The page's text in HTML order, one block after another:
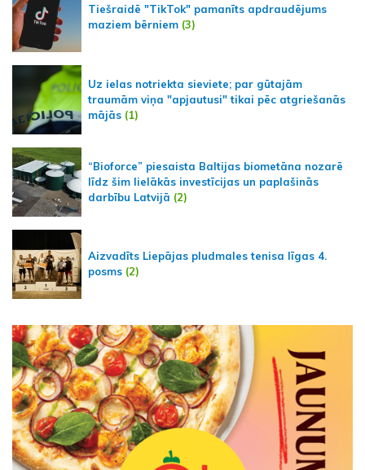
Tiešraidē "TikTok" pamanīts apdraudējums
maziem bērniem (3)
Uz ielas notriekta sieviete; par gūtajām
traumām viņa "apjautusi" tikai pēc atgriešanās
mājās (1)
“Bioforce” piesaista Baltijas biometāna nozarē
līdz šim lielākās investīcijas un paplašinās
darbību Latvijā (2)
Aizvadīts Liepājas pludmales tenisa līgas 4.
posms (2)